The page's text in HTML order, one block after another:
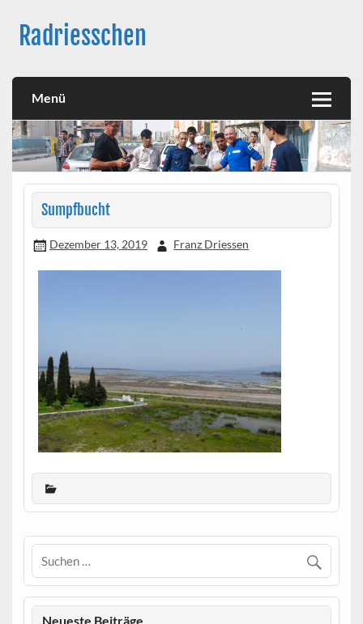
contentRadriesschen
Menü
Sumpfbucht
Dezember 13, 2019 Franz Driessen
Neueste Beiträge